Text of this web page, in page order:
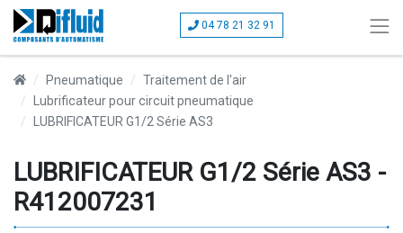
04 78 21 32 91
Pneumatique
Traitement de l'air
Lubrificateur pour circuit pneumatique
LUBRIFICATEUR G1/2 Série AS3
LUBRIFICATEUR G1/2 Série AS3 -
R412007231